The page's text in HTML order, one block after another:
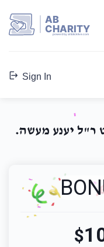
AB
CHARITY
powerd by ahblicklive.com
Sign In
ר"ל יענע מעשה.
$